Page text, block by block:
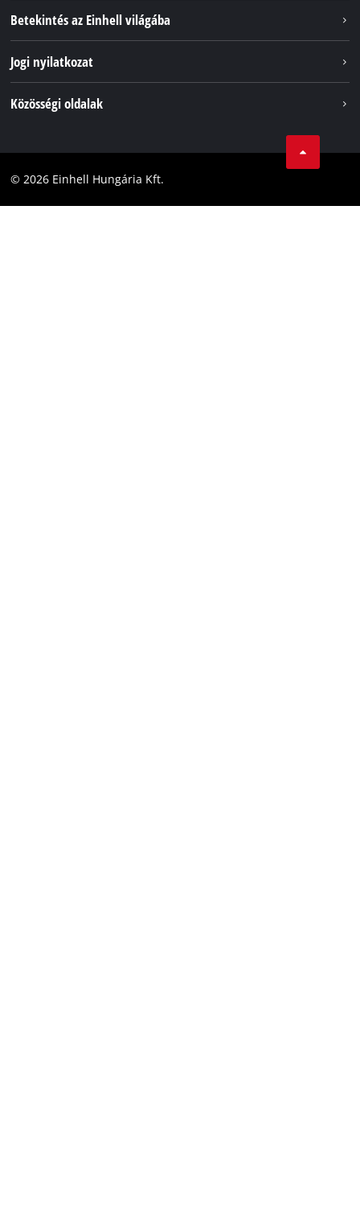
Betekintés az Einhell világába
Az Einhell világszerte
Jogi nyilatkozat
Akadálymentesítési Nyilatkozat
Közösségi oldalak
Facebook
© 2026 Einhell Hungária Kft.